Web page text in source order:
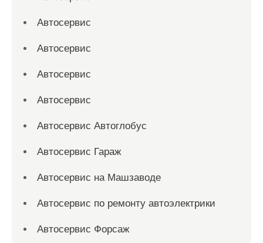
Автосервис
Автосервис
Автосервис
Автосервис
Автосервис Автоглобус
Автосервис Гараж
Автосервис на Машзаводе
Автосервис по ремонту автоэлектрики
Автосервис Форсаж